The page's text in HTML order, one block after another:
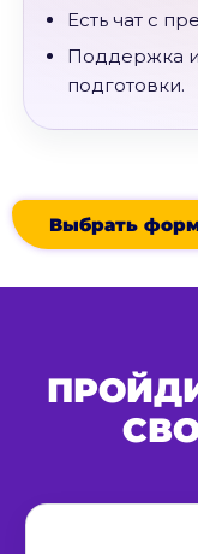
Есть чат с
Поддержка
подготовки.
Выбрать